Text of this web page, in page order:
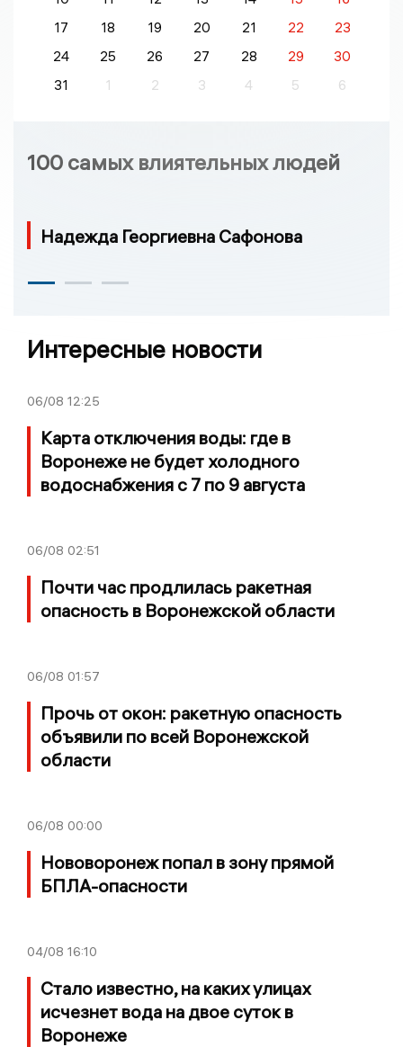
17
18 19 20 21 22
23
24
25 26 27 28 29
30
31
1 2 3 4 5 6
100 самых влиятельных людей
Надежда Георгиевна Сафонова
Интересные новости
06/08 12:25
Карта отключения воды: где в
Воронеже не будет холодного
водоснабжения с 7 по 9 августа
06/08 02:51
Почти час продлилась ракетная
опасность в Воронежской области
06/08 01:57
Прочь от окон: ракетную опасность
объявили по всей Воронежской
области
06/08 00:00
Нововоронеж попал в зону прямой
БПЛА-опасности
04/08 16:10
Стало известно, на каких улицах
исчезнет вода на двое суток в
Воронеже